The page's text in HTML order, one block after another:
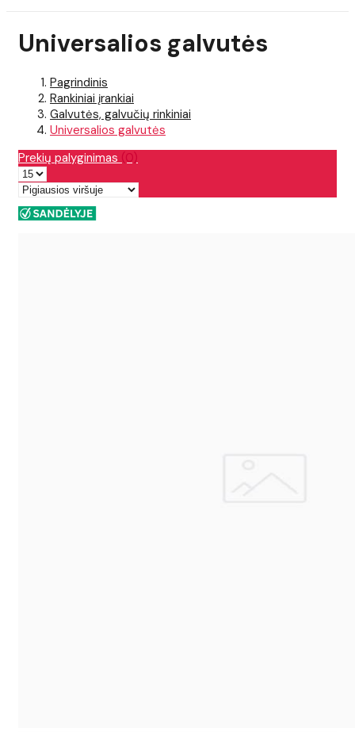
Universalios galvutės
Pagrindinis
Rankiniai įrankiai
Galvutės, galvučių rinkiniai
Universalios galvutės
Prekių palyginimas (0)